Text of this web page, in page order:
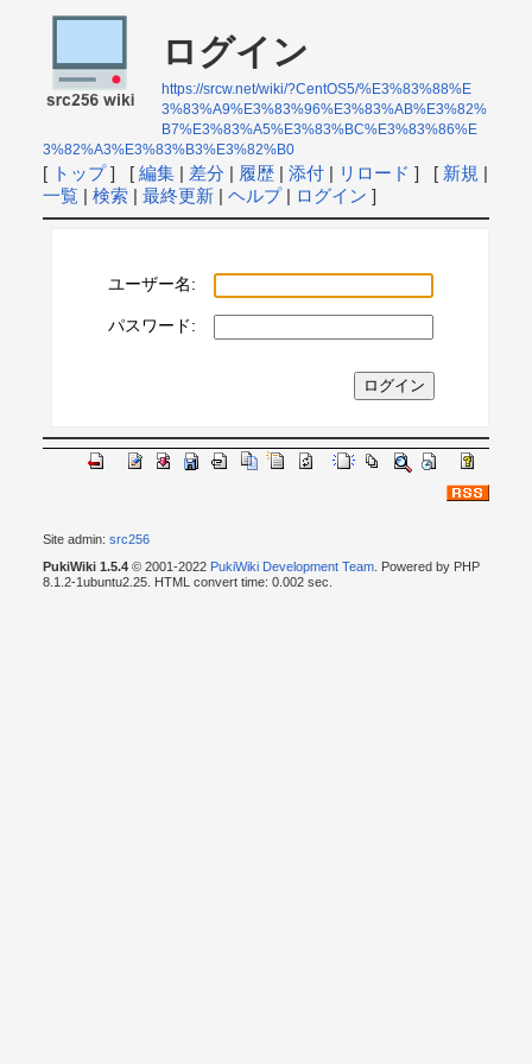
ログイン
https://srcw.net/wiki/?CentOS5/%E3%83%88%E
3%83%A9%E3%83%96%E3%83%AB%E3%82%
B7%E3%83%A5%E3%83%BC%E3%83%86%E
3%82%A3%E3%83%B3%E3%82%B0
[ トップ] [ 編集| 差分 | 履歴| 添付| リロード ] [ 新規 |
一覧| 検索| 最終更新| ヘルプ| ログイン ]
ユーザー名:
パスワード:
Site admin: src256
PukiWiki 1.5.4© 2001-2022 PukiWiki Development Team. Powered by PHP
8.1.2-1ubuntu2.25. HTML convert time: 0.002 sec.